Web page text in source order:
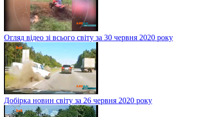
Огляд відео зі всього світу за 30 червня 2020 року
Добірка новин світу за 26 червня 2020 року